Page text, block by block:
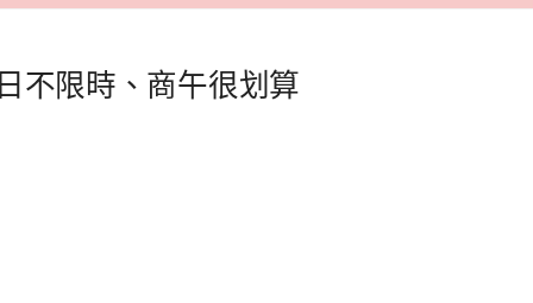
不限時、商午很划算